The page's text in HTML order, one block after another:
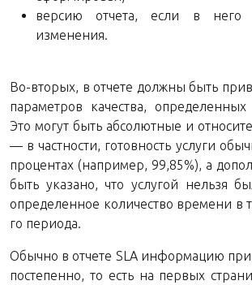
вер­сию от­че­та, если в него
изменения.
Во-вто­рых, в от­че­те долж­ны быть
па­ра­мет­ров ка­че­ства,
Это могут быть аб­со­лют­ные и
— в част­но­сти, го­тов­ность услу­ги
про­цен­тах (на­при­мер, 99,85%), а
быть ука­за­но, что услу­гой нель­зя
опре­де­лен­ное ко­ли­че­ство вре­ме­ни в
го периода.
Обыч­но в от­че­те SLA ин­фор­ма­цию
по­сте­пен­но, то есть на пер­вых